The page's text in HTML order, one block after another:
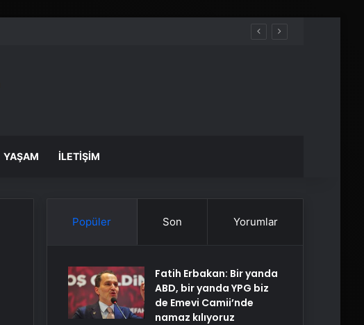
YAŞAM İLETIŞIM
Popüler Son Yorumlar
Fatih Erbakan: Bir yanda
ABD, bir yanda YPG biz
de Emevi Camii’nde
namaz kılıyoruz